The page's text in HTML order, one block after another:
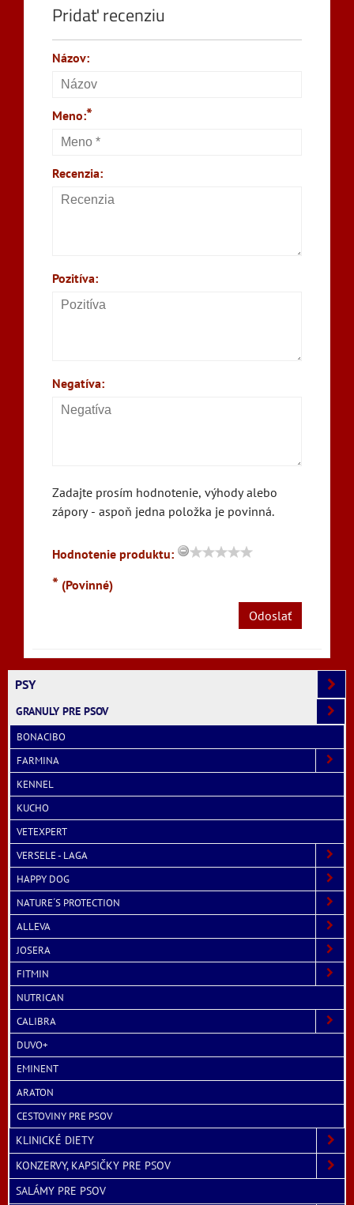
Pridať recenziu
Názov:
Meno:*
Recenzia:
Pozitíva:
Negatíva:
Zadajte prosím hodnotenie, výhody alebo
zápory - aspoň jedna položka je povinná.
Hodnotenie produktu:
* (Povinné)
Odoslať
PSY
GRANULY PRE PSOV
BONACIBO
FARMINA
KENNEL
KUCHO
VETEXPERT
VERSELE - LAGA
HAPPY DOG
NATURE´S PROTECTION
ALLEVA
JOSERA
FITMIN
NUTRICAN
CALIBRA
DUVO+
EMINENT
ARATON
CESTOVINY PRE PSOV
KLINICKÉ DIETY
KONZERVY, KAPSIČKY PRE PSOV
SALÁMY PRE PSOV